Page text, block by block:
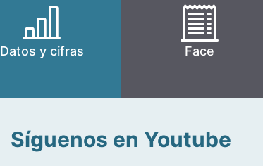
Datos y cifras Face
Síguenos en Youtube